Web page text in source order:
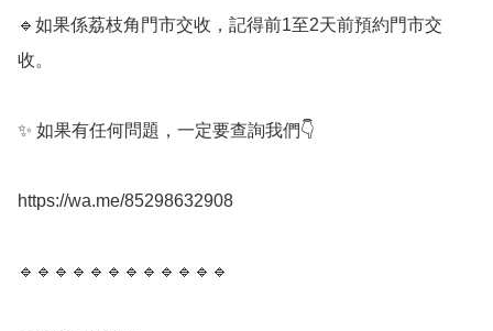
🔹️如果係荔枝角門市交收，記得前1至2天前預約門市交
收。
✨️ 如果有任何問題，一定要查詢我們👇
https://wa.me/85298632908
🔹️🔹️🔹️🔹️🔹️🔹️🔹️🔹️🔹️🔹️🔹️🔹️